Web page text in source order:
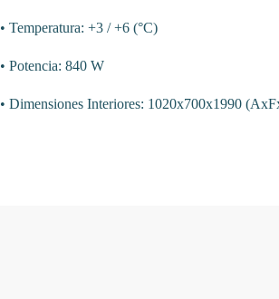
• Temperatura: +3 / +6 (°C)
• Potencia: 840 W
• Dimensiones Interiores: 1020x700x1990